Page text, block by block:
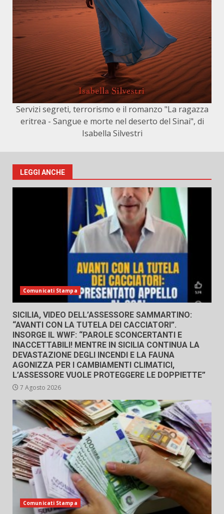
Servizi segreti, terrorismo e il romanzo "La ragazza
eritrea - Sangue e morte nel deserto del Sinai", di
Isabella Silvestri
LEGGI ANCHE
Comunicati Stampa
SICILIA, VIDEO DELL’ASSESSORE SAMMARTINO:
“AVANTI CON LA TUTELA DEI CACCIATORI”.
INSORGE IL WWF: “PAROLE SCONCERTANTI E
INACCETTABILI! MENTRE IN SICILIA CONTINUA LA
DEVASTAZIONE DEGLI INCENDI E LA FAUNA
AGONIZZA PER I CAMBIAMENTI CLIMATICI,
L’ASSESSORE VUOLE PROTEGGERE LE DOPPIETTE”
7 Agosto 2026
Comunicati Stampa